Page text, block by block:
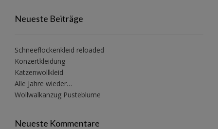
Neueste Beiträge
Schneeflockenkleid reloaded
Konzertkleidung
Katzenwollkleid
Alle Jahre wieder…
Wollwalkanzug Pusteblume
Neueste Kommentare